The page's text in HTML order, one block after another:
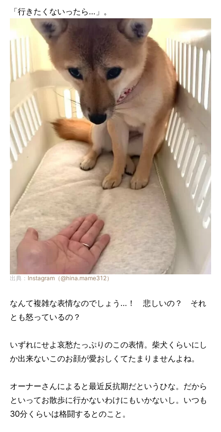
「行きたくないったら…」。
出典： Instagram（@hina.mame312）
なんて複雑な表情なのでしょう…！ 悲しいの？ それ
とも怒っているの？
いずれにせよ哀愁たっぷりのこの表情。柴犬くらいにし
か出来ないこのお顔が愛おしくてたまりませんよね。
オーナーさんによると最近反抗期だというひな。だから
といってお散歩に行かないわけにもいかないし。いつも
30分くらいは格闘するとのこと。